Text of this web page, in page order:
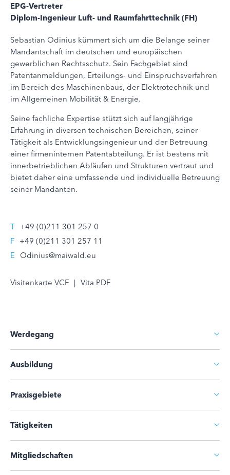
EPG-Vertreter
Diplom-Ingenieur Luft- und Raumfahrttechnik (FH)
Sebastian Odinius kümmert sich um die Belange seiner
Mandantschaft im deutschen und europäischen
gewerblichen Rechtsschutz. Sein Fachgebiet sind
Patentanmeldungen, Erteilungs- und Einspruchsverfahren
im Bereich des Maschinenbaus, der Elektrotechnik und
im Allgemeinen Mobilität & Energie.
Seine fachliche Expertise stützt sich auf langjährige
Erfahrung in diversen technischen Bereichen, seiner
Tätigkeit als Entwicklungsingenieur und der Betreuung
einer firmeninternen Patentabteilung. Er ist bestens mit
innerbetrieblichen Abläufen und Strukturen vertraut und
bietet daher eine umfassende und individuelle Betreuung
seiner Mandanten.
T +49 (0)211 301 257 0
F +49 (0)211 301 257 11
E Odinius@maiwald.eu
Visitenkarte VCF | Vita PDF
Werdegang
Ausbildung
Praxisgebiete
Tätigkeiten
Mitgliedschaften